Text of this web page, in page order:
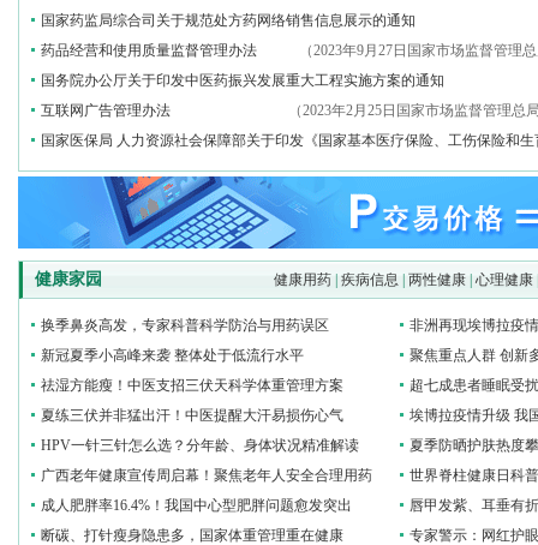
国家药监局综合司关于规范处方药网络销售信息展示的通知
（2023年9月27日国家市场监督管理
药品经营和使用质量监督管理办法
国务院办公厅关于印发中医药振兴发展重大工程实施方案的通知
（2023年2月25日国家市场监督管理
互联网广告管理办法
国家医保局 人力资源社会保障部关于印发《国家基本医疗保险、工伤保险和
健康用药 疾病信息 两性健康 |心理健康
健康家园
换季鼻炎高发，专家科普科学防治与用药误区
新冠夏季小高峰来袭 整体处于低流行水平
祛湿方能瘦！中医支招三伏天科学体重管理方案
夏练三伏并非猛出汗！中医提醒大汗易损伤心气
HPV一针三针怎么选？分年龄、身体状况精准解读
广西老年健康宣传周启幕！聚焦老年人安全合理用药
成人肥胖率16.4%！我国中心型肥胖问题愈发突出
断碳、打针瘦身隐患多，国家体重管理重在健康
非洲再现埃博拉疫
聚焦重点人群 创新
超七成患者睡眠受
埃博拉疫情升级 我
夏季防晒护肤热度
世界脊柱健康日科
唇甲发紫、耳垂有
专家警示：网红护